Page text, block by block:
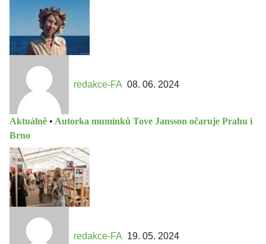
redakce-FA 08. 06. 2024
Aktuálně • Autorka mumínků Tove Jansson očaruje Prahu i
Brno
redakce-FA 19. 05. 2024